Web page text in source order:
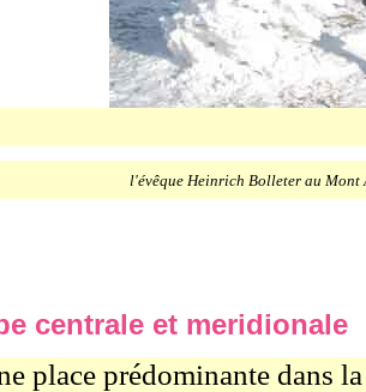
l'évêque Heinrich Bolleter au
centrale et meridionale
place prédominante dans